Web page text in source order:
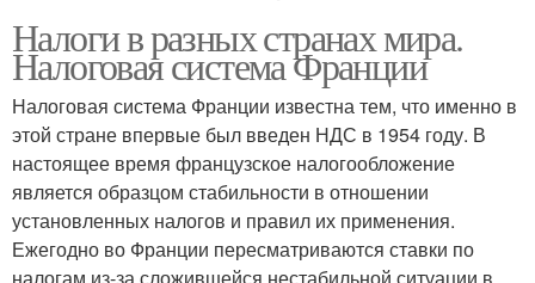
Налоги в разных странах мира.
Налоговая система Франции
Налоговая система Франции известна тем, что именно в
этой стране впервые был введен НДС в 1954 году. В
настоящее время французское налогообложение
является образцом стабильности в отношении
установленных налогов и правил их применения.
Ежегодно во Франции пересматриваются ставки по